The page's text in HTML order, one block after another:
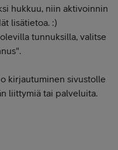
hukkuu, niin aktivoinnin
lisätietoa. :)
tunnuksilla, valitse
kirjautuminen sivustolle
liittymiä tai palveluita.